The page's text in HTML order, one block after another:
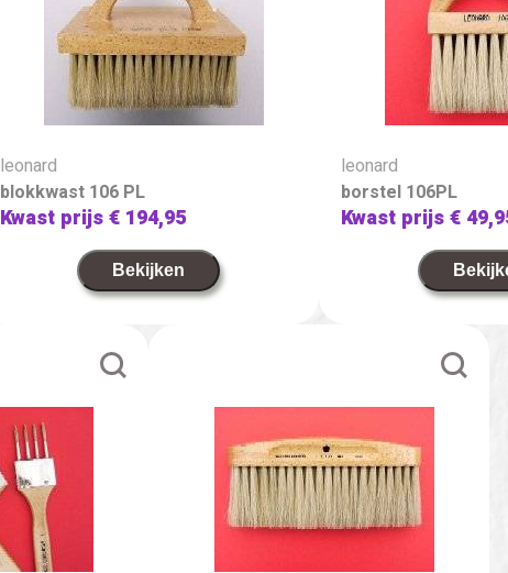
leonard
blokkwast 106 PL
Kwast prijs€ 194,95
Bekijken
leonard
borstel 106PL
Kwast prijs€